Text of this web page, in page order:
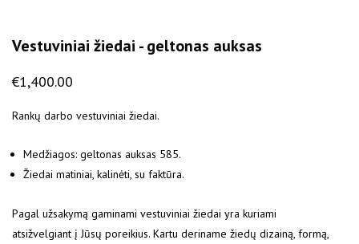
Vestuviniai žiedai - geltonas auksas
€1,400.00
Rankų darbo vestuviniai žiedai.
Medžiagos: geltonas auksas 585.
Žiedai matiniai, kalinėti, su faktūra.
Pagal užsakymą gaminami vestuviniai žiedai yra kuriami
atsižvelgiant į Jūsų poreikius. Kartu deriname žiedų dizainą, formą,